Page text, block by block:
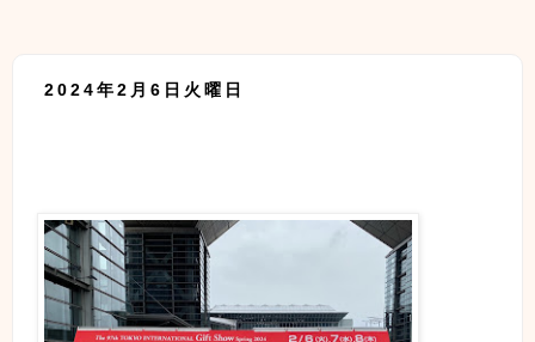
2024年2月6日火曜日